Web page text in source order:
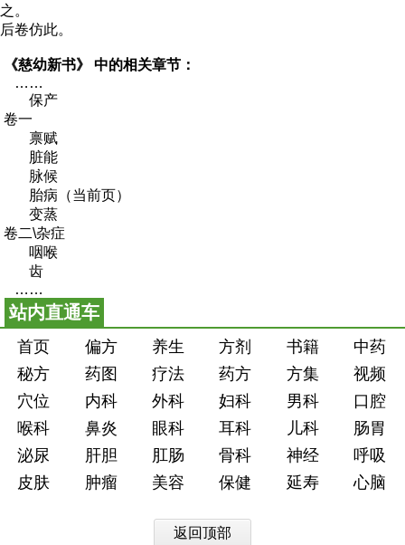
之。
后卷仿此。
《慈幼新书》
中的相关章节：
……
保产
卷一
禀赋
脏能
脉候
胎病（当前页）
变蒸
卷二\杂症
咽喉
齿
……
站内直通车
首页 偏方 养生 方剂 书籍
中药
秘方
药图 疗法 药方 方集
视频
穴位
内科 外科 妇科 男科
口腔
喉科
鼻炎 眼科 耳科 儿科
肠胃
泌尿
肝胆 肛肠 骨科 神经
呼吸
皮肤
肿瘤 美容 保健 延寿 心脑
返回顶部